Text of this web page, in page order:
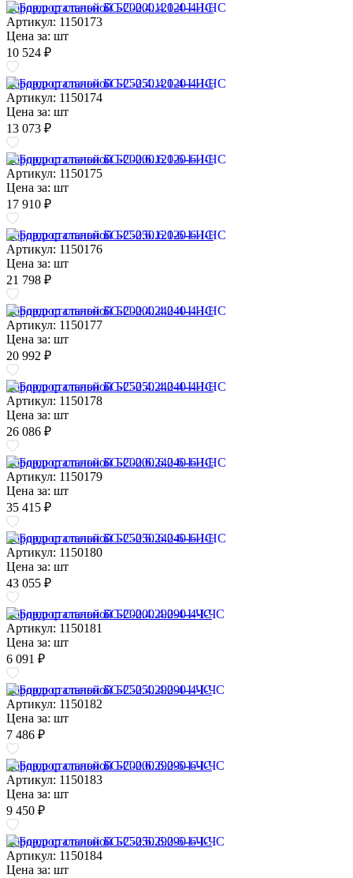
Бордюр стальной БС-200.4.120-4-I-НС
Артикул: 1150173
Цена за: шт
10 524 ₽
Бордюр стальной БС-250.4.120-4-I-НС
Артикул: 1150174
Цена за: шт
13 073 ₽
Бордюр стальной БС-200.6.120-6-I-НС
Артикул: 1150175
Цена за: шт
17 910 ₽
Бордюр стальной БС-250.6.120-6-I-НС
Артикул: 1150176
Цена за: шт
21 798 ₽
Бордюр стальной БС-200.4.240-4-I-НС
Артикул: 1150177
Цена за: шт
20 992 ₽
Бордюр стальной БС-250.4.240-4-I-НС
Артикул: 1150178
Цена за: шт
26 086 ₽
Бордюр стальной БС-200.6.240-6-I-НС
Артикул: 1150179
Цена за: шт
35 415 ₽
Бордюр стальной БС-250.6.240-6-I-НС
Артикул: 1150180
Цена за: шт
43 055 ₽
Бордюр стальной БС-200.4.290-4-I-ЧС
Артикул: 1150181
Цена за: шт
6 091 ₽
Бордюр стальной БС-250.4.290-4-I-ЧС
Артикул: 1150182
Цена за: шт
7 486 ₽
Бордюр стальной БС-200.6.290-6-I-ЧС
Артикул: 1150183
Цена за: шт
9 450 ₽
Бордюр стальной БС-250.6.290-6-I-ЧС
Артикул: 1150184
Цена за: шт